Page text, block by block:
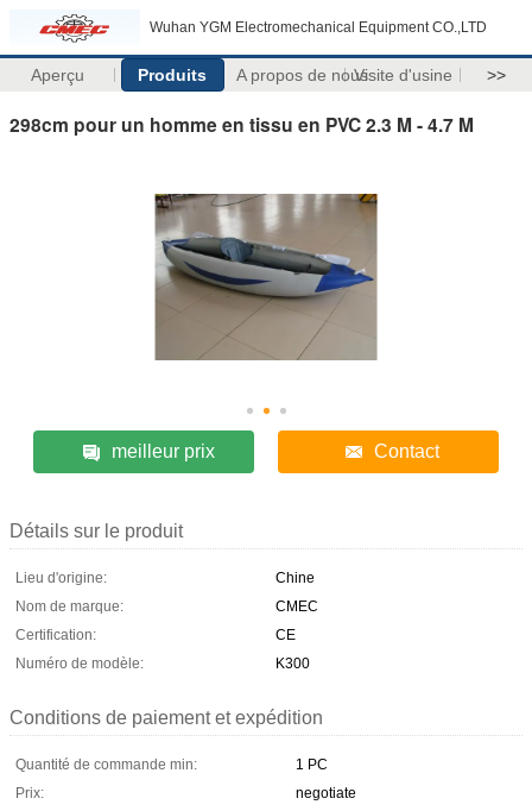
Wuhan YGM Electromechanical Equipment CO.,LTD
Aperçu Produits A propos de nousVisite d'usine >>
298cm pour un homme en tissu en PVC 2.3 M - 4.7 M
meilleur prix Contact
Détails sur le produit
Lieu d'origine:
Chine
Nom de marque:
CMEC
Certification:
CE
Numéro de modèle:
K300
Conditions de paiement et expédition
Quantité de commande min:
1 PC
Prix:
negotiate